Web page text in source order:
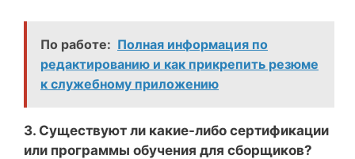
По работе: Полная информация по
редактированию и как прикрепить резюме
к служебному приложению
3. Существуют ли какие-либо сертификации
или программы обучения для сборщиков?